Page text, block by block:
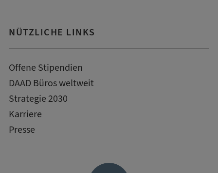
NÜTZLICHE LINKS
Offene Stipendien
DAAD Büros weltweit
Strategie 2030
Karriere
Presse